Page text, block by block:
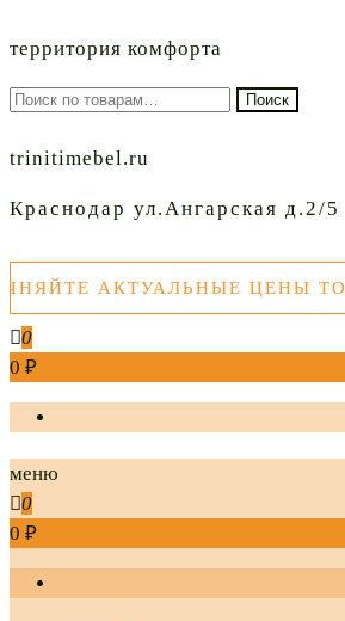
территория комфорта
Искать: Поиск
trinitimebel.ru
Краснодар ул.Ангарская д.2/5
АКТУАЛЬНЫЕ ЦЕНЫ
0
0 ₽
меню
0
0 ₽